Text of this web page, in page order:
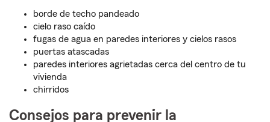
borde de techo pandeado
cielo raso caído
fugas de agua en paredes interiores y cielos rasos
puertas atascadas
paredes interiores agrietadas cerca del centro de tu
vivienda
chirridos
Consejos para prevenir la